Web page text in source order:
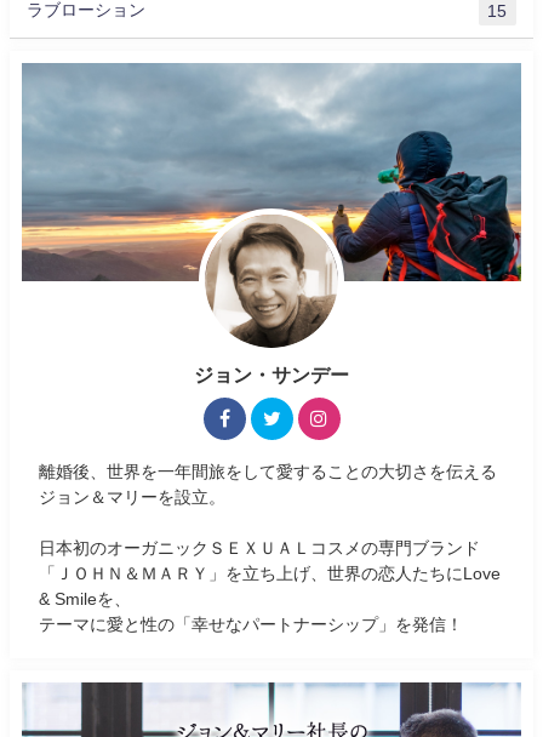
ラブローション 15
ジョン・サンデー
離婚後、世界を一年間旅をして愛することの大切さを伝える
ジョン＆マリーを設立。
日本初のオーガニックＳＥＸＵＡＬコスメの専門ブランド
「ＪＯＨＮ＆ＭＡＲＹ」を立ち上げ、世界の恋人たちにLove
& Smileを、
テーマに愛と性の「幸せなパートナーシップ」を発信！